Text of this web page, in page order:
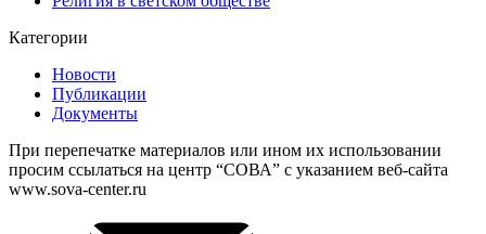
Категории
Новости
Публикации
Документы
При перепечатке материалов или ином их использовании
просим ссылаться на центр “СОВА” с указанием веб-сайта
www.sova-center.ru